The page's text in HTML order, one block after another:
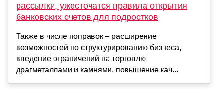
рассылки, ужесточатся правила открытия
банковских счетов для подростков
Также в числе поправок – расширение
возможностей по структурированию бизнеса,
введение ограничений на торговлю
драгметаллами и камнями, повышение кач...